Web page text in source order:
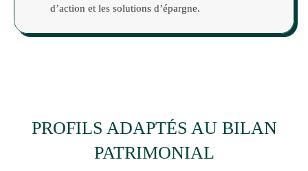
d’action et les solutions d’épargne.
PROFILS ADAPTÉS AU BILAN
PATRIMONIAL